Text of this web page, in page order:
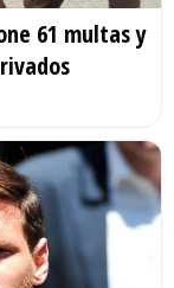
61 multas y